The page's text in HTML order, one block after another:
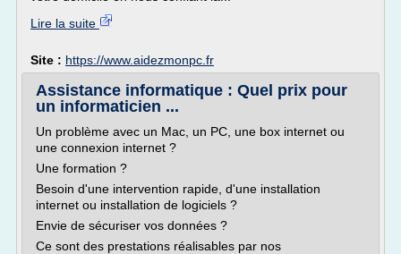
Lire la suite
Site : https://www.aidezmonpc.fr
Assistance informatique : Quel prix pour
un informaticien ...
Un problème avec un Mac, un PC, une box internet ou
une connexion internet ?
Une formation ?
Besoin d'une intervention rapide, d'une installation
internet ou installation de logiciels ?
Envie de sécuriser vos données ?
Ce sont des prestations réalisables par nos